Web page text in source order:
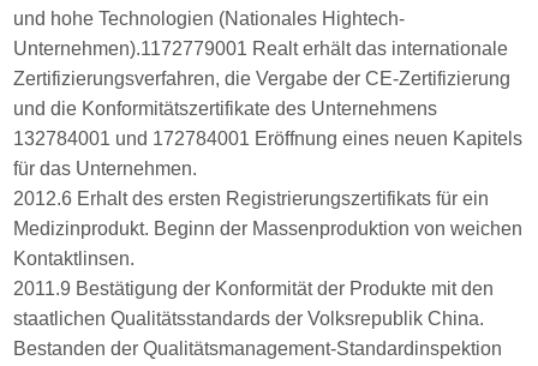
und hohe Technologien (Nationales Hightech-
Unternehmen).1172779001 Realt erhält das internationale
Zertifizierungsverfahren, die Vergabe der CE-Zertifizierung
und die Konformitätszertifikate des Unternehmens
132784001 und 172784001 Eröffnung eines neuen Kapitels
für das Unternehmen.
2012.6 Erhalt des ersten Registrierungszertifikats für ein
Medizinprodukt. Beginn der Massenproduktion von weichen
Kontaktlinsen.
2011.9 Bestätigung der Konformität der Produkte mit den
staatlichen Qualitätsstandards der Volksrepublik China.
Bestanden der Qualitätsmanagement-Standardinspektion